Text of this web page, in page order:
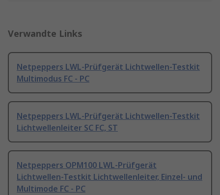
Verwandte Links
Netpeppers LWL-Prüfgerät Lichtwellen-Testkit
Multimodus FC - PC
Netpeppers LWL-Prüfgerät Lichtwellen-Testkit
Lichtwellenleiter SC FC, ST
Netpeppers OPM100 LWL-Prüfgerät
Lichtwellen-Testkit Lichtwellenleiter, Einzel- und
Multimode FC - PC